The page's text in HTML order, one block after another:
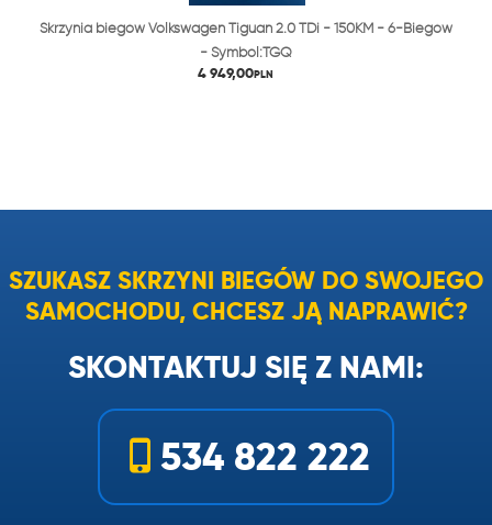
Skrzynia biegów Volkswagen Tiguan 2.0 TDi - 150KM - 6-Biegów
- Symbol:TGQ
4 949,00PLN
SZUKASZ SKRZYNI BIEGÓW DO SWOJEGO
SAMOCHODU, CHCESZ JĄ NAPRAWIĆ?
SKONTAKTUJ SIĘ Z NAMI:
534 822 222